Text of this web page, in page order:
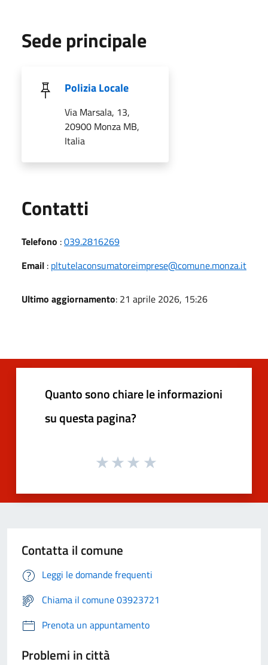
Sede principale
Polizia Locale
Via Marsala, 13,
20900 Monza MB,
Italia
Contatti
Telefono :039.2816269
Email : pltutelaconsumatoreimprese@comune.monza.it
Ultimo aggiornamento: 21 aprile 2026, 15:26
Quanto sono chiare le informazioni
su questa pagina?
Contatta il comune
Leggi le domande frequenti
Chiama il comune 03923721
Prenota un appuntamento
Problemi in città